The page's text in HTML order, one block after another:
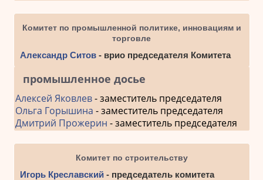
Комитет по промышленной политике, инновациям и
торговле
Александр Ситов- врио председателя Комитета
промышленное досье
Алексей Яковлев- заместитель председателя
Ольга Горышина - заместитель председателя
Дмитрий Прожерин - заместитель председателя
Комитет по строительству
Игорь Креславский - председатель комитета